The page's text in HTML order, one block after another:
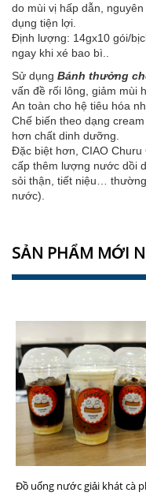
do mùi vị hấp dẫn,
dụng tiện lợi.
Định lượng: 14gx10 gói/
ngay khi xé bao bì..
Sử dụng Bánh thưởng
vấn đề rối lông, giảm mùi
An toàn cho hệ tiêu hóa
Chế biến theo dạng
hơn chất dinh dưỡng.
Đặc biệt hơn, CIAO
cấp thêm lượng nước dồi
sỏi thận, tiết niệu…
nước).
SẢN PHẨM MỚI